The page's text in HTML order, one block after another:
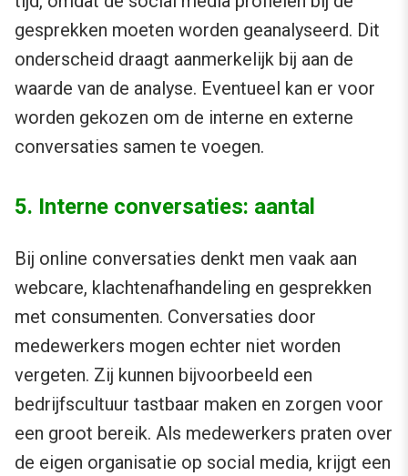
gesprekken moeten worden geanalyseerd. Dit
onderscheid draagt aanmerkelijk bij aan de
waarde van de analyse. Eventueel kan er voor
worden gekozen om de interne en externe
conversaties samen te voegen.
5. Interne conversaties: aantal
Bij online conversaties denkt men vaak aan
webcare, klachtenafhandeling en gesprekken
met consumenten. Conversaties door
medewerkers mogen echter niet worden
vergeten. Zij kunnen bijvoorbeeld een
bedrijfscultuur tastbaar maken en zorgen voor
een groot bereik. Als medewerkers praten over
de eigen organisatie op social media, krijgt een